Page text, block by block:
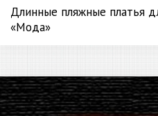
Длинные пляжные платья
«Мода»